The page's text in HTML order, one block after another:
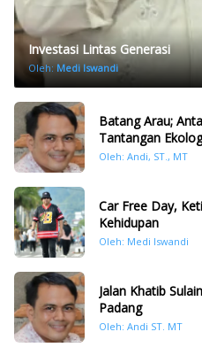
Investasi Lintas Generasi
Oleh: Medi Iswandi
Batang Arau;
Tantangan
Oleh: Andi, ST., MT
Car Free Day,
Kehidupan
Oleh: Medi Iswandi
Jalan Khatib
Padang
Oleh: Andi ST. MT